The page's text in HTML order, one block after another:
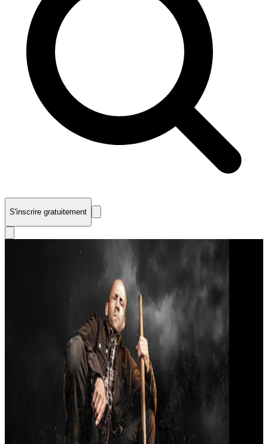
S'inscrire gratuitement